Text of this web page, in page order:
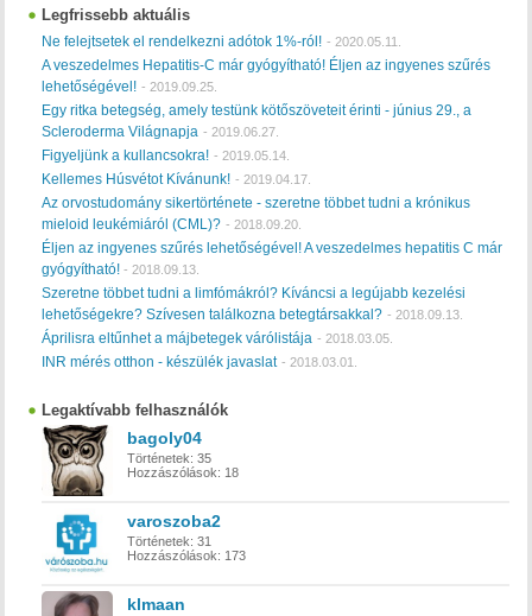
Legfrissebb aktuális
Ne felejtsetek el rendelkezni adótok 1%-ról! - 2020.05.11.
A veszedelmes Hepatitis-C már gyógyítható! Éljen az ingyenes szűrés
lehetőségével! - 2019.09.25.
Egy ritka betegség, amely testünk kötőszöveteit érinti - június 29., a
Scleroderma Világnapja - 2019.06.27.
Figyeljünk a kullancsokra! - 2019.05.14.
Kellemes Húsvétot Kívánunk! - 2019.04.17.
Az orvostudomány sikertörténete - szeretne többet tudni a krónikus
mieloid leukémiáról (CML)? - 2018.09.20.
Éljen az ingyenes szűrés lehetőségével! A veszedelmes hepatitis C már
gyógyítható!- 2018.09.13.
Szeretne többet tudni a limfómákról? Kíváncsi a legújabb kezelési
lehetőségekre? Szívesen találkozna betegtársakkal? - 2018.09.13.
Áprilisra eltűnhet a májbetegek várólistája - 2018.03.05.
INR mérés otthon - készülék javaslat - 2018.03.01.
Legaktívabb felhasználók
bagoly04
Történetek: 35
Hozzászólások: 18
varoszoba2
Történetek: 31
Hozzászólások: 173
klmaan